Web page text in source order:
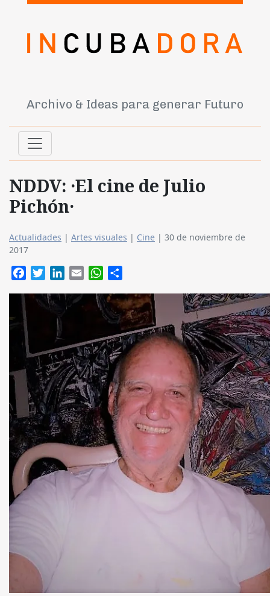
Archivo & Ideas para generar Futuro
NDDV: ·El cine de Julio
Pichón·
Actualidades | Artes visuales | Cine | 30 de noviembre de
2017
FacebookTwitterLinkedIn
Email WhatsApp